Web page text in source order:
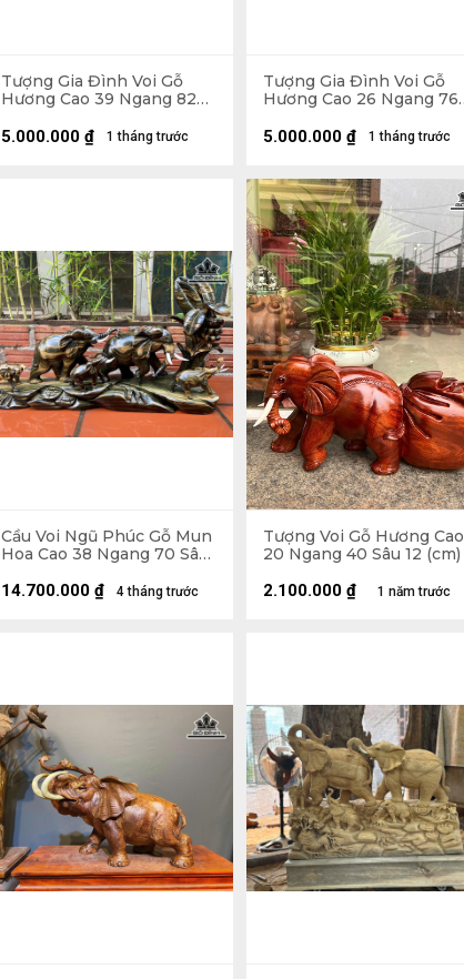
Tượng Gia Đình Voi Gỗ
Hương Cao 39 Ngang 82
1 tháng trước
5.000.000 ₫
Tượng Gia Đình Voi Gỗ
Hương Cao 26 Ngang 76
1 tháng trước
5.000.000 ₫
Cầu Voi Ngũ Phúc Gỗ Mun
Hoa Cao 38 Ngang 70 Sâu
4 tháng trước
14.700.000 ₫
Tượng Voi Gỗ Hương Cao
20 Ngang 40 Sâu 12 (cm)
1 năm trước
2.100.000 ₫